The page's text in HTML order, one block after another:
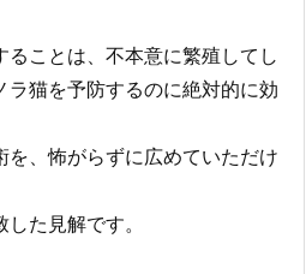
ことは、不本意に繁殖してし
ラ猫を予防するのに絶対的に効
を、怖がらずに広めていただけ
た見解です。